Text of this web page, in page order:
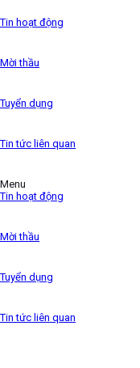
the 1500s,
Tin hoạt động
Mời thầu
Tuyển dụng
Tin tức liên quan
Menu
Tin hoạt động
Mời thầu
Tuyển dụng
Tin tức liên quan